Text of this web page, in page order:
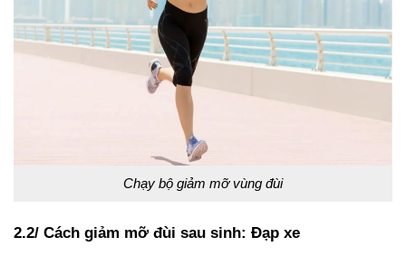
Chạy bộ giảm mỡ vùng đùi
2.2/ Cách giảm mỡ đùi sau sinh: Đạp xe